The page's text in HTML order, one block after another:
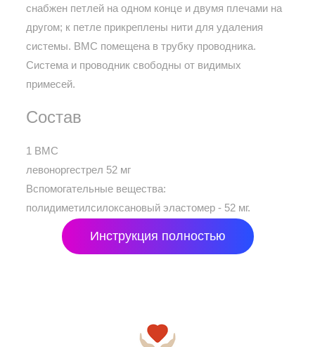
снабжен петлей на одном конце и двумя плечами на
другом; к петле прикреплены нити для удаления
системы. ВМС помещена в трубку проводника.
Система и проводник свободны от видимых
примесей.
Состав
1 ВМС
левоноргестрел 52 мг
Вспомогательные вещества:
полидиметилсилоксановый эластомер - 52 мг.
Инструкция полностью